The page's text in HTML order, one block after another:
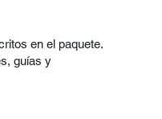
en el paquete.
guías y